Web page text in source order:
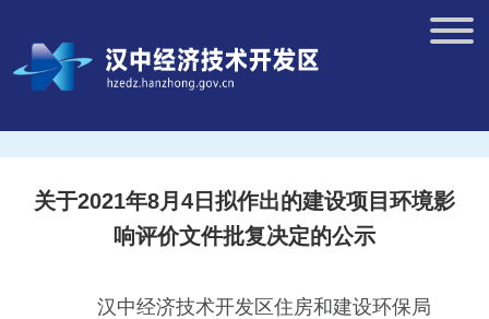
关于2021年8月4日拟作出的建设项目环境影
响评价文件批复决定的公示
汉中经济技术开发区住房和建设环保局